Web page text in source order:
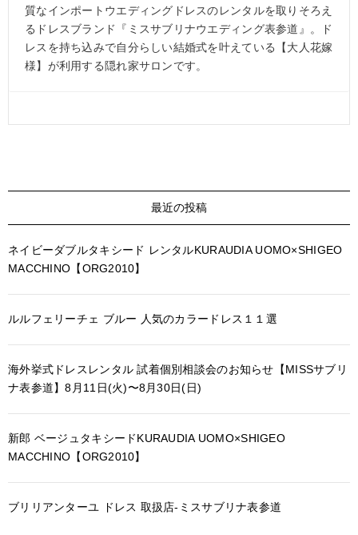
質なインポートウエディングドレスのレンタルを取りそろえ
るドレスブランド『ミスサブリナウエディング表参道』。ド
レスを持ち込みで自分らしい結婚式を叶えている【大人花嫁
様】が利用する隠れ家サロンです。
最近の投稿
ネイビーダブルタキシード レンタルKURAUDIA UOMO×SHIGEO
MACCHINO【ORG2010】
ルルフェリーチェ ブルー 人気のカラードレス１１選
海外挙式ドレスレンタル 試着個別相談会のお知らせ【MISSサブリ
ナ表参道】8月11日(火)〜8月30日(日)
新郎 ベージュタキシードKURAUDIA UOMO×SHIGEO
MACCHINO【ORG2010】
ブリリアンターユ ドレス 取扱店-ミスサブリナ表参道